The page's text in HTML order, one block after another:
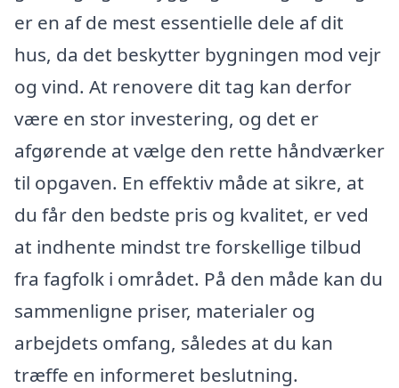
er en af de mest essentielle dele af dit
hus, da det beskytter bygningen mod vejr
og vind. At renovere dit tag kan derfor
være en stor investering, og det er
afgørende at vælge den rette håndværker
til opgaven. En effektiv måde at sikre, at
du får den bedste pris og kvalitet, er ved
at indhente mindst tre forskellige tilbud
fra fagfolk i området. På den måde kan du
sammenligne priser, materialer og
arbejdets omfang, således at du kan
træffe en informeret beslutning.